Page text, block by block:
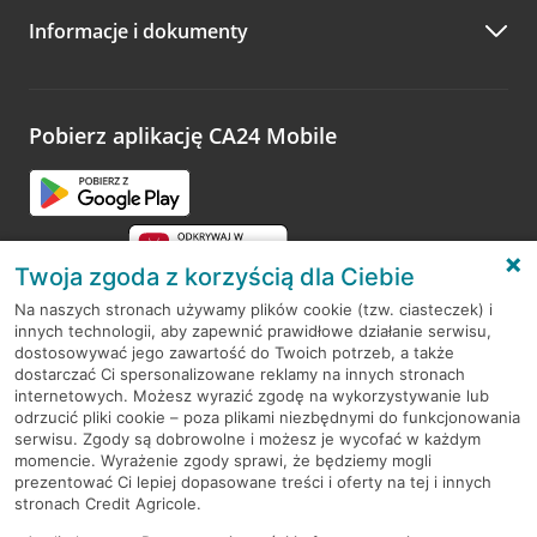
Zachęcamy do podzielenia się z nami opinią o wizycie.
opinie.
Informacje i dokumenty
Pobierz aplikację CA24 Mobile
RODO
Regulamin serwisu
Mapa serwisu
PolitykaCookies
Twoja zgoda z korzyścią dla Ciebie
Na naszych stronach używamy plików cookie (tzw. ciasteczek) i
innych technologii, aby zapewnić prawidłowe działanie serwisu,
dostosowywać jego zawartość do Twoich potrzeb, a także
dostarczać Ci spersonalizowane reklamy na innych stronach
internetowych. Możesz wyrazić zgodę na wykorzystywanie lub
odrzucić pliki cookie – poza plikami niezbędnymi do funkcjonowania
serwisu. Zgody są dobrowolne i możesz je wycofać w każdym
momencie. Wyrażenie zgody sprawi, że będziemy mogli
prezentować Ci lepiej dopasowane treści i oferty na tej i innych
stronach Credit Agricole.